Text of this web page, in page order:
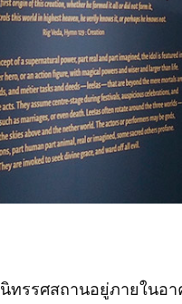
นิทรรศสถานอยู่ภายในอา